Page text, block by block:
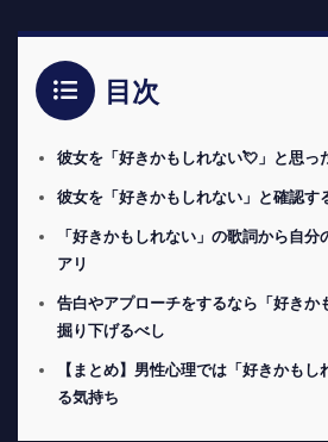
目次
彼女を「好きかもしれない💘」と思っ
彼女を「好きかもしれない」と確認す
「好きかもしれない」の歌詞から自
アリ
告白やアプローチをするなら「好きか
掘り下げるべし
【まとめ】男性心理では「好きかもし
る気持ち